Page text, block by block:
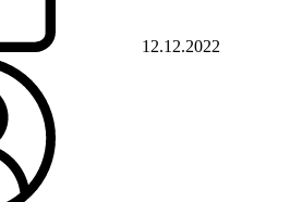
12.12.2022